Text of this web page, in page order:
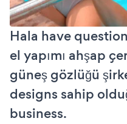
Hala have
el yapımı ahşap
güneş gözlüğü
designs sahip
business.